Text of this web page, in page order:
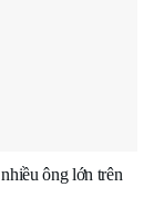
ông lớn trên